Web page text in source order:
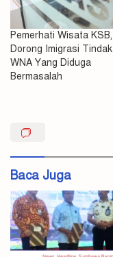
Pemerhati Wisata KSB,
Dorong Imigrasi Tindak
WNA Yang Diduga
Bermasalah
Tinggal
Keimigrasian
PT
AMNT
Baca Juga